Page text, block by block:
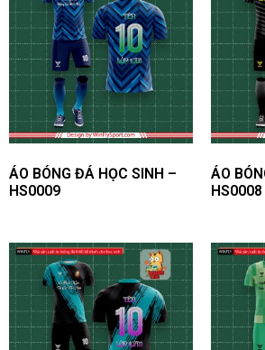
| Tiêu chuẩn sản
bóng đá thiết kế
của WinFly Sport
ÁO BÓNG ĐÁ HỌC SINH –
HS0009
ÁO
HS0008